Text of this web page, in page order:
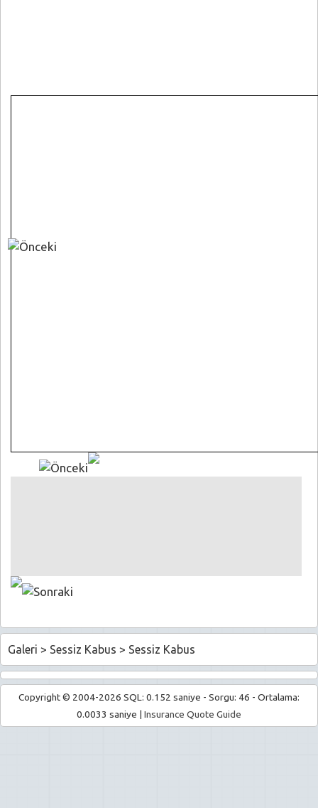
Galeri > Sessiz Kabus > Sessiz Kabus
Copyright © 2004-2026 SQL: 0.152 saniye - Sorgu: 46 - Ortalama:
0.0033 saniye | Insurance Quote Guide